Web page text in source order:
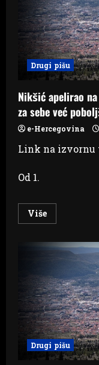
ubijen
je
travnički
policajac
Anto
Valjan
Drugi pišu
Nikšić apelirao
za sebe već
e-Hercegovina
Link na izvornu
Od 1.
VišeRead
more
apelirao
poslodavce:
ne
zadržavajte
za
sebe
već
poboljšajte
standard
radnika
Drugi pišu